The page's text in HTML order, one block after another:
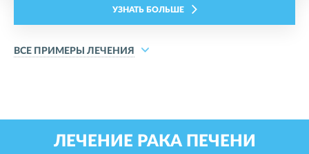
УЗНАТЬ БОЛЬШЕ
ВСЕ ПРИМЕРЫ ЛЕЧЕНИЯ
ЛЕЧЕНИЕ РАКА ПЕЧЕНИ